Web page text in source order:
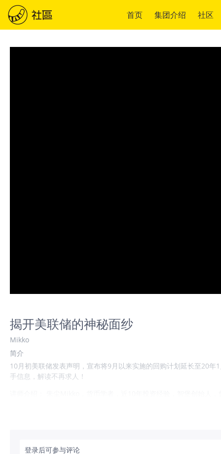
首页 集团介绍 社区
揭开美联储的神秘面纱
Mikko
简介
10月初美联储发表声明，宣布将9月以来实施的回购计划延长至20
手信息，解读不再求人！​
登录后可参与评论